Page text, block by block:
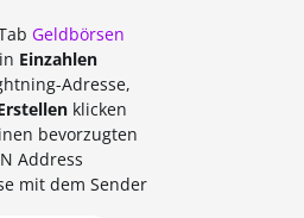
Geldbörsen
Einzahlen
Adresse,
klicken
bevorzugten
Address
mit dem Sender